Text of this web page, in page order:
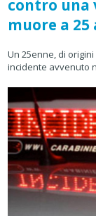
contro una
muore a 25
Un 25enne, di
incidente avvenuto